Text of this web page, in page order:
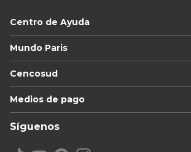
Centro de Ayuda
Mundo Paris
Cencosud
Medios de pago
Síguenos